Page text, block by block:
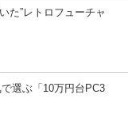
た”レトロフューチャ
選ぶ「10万円台PC3